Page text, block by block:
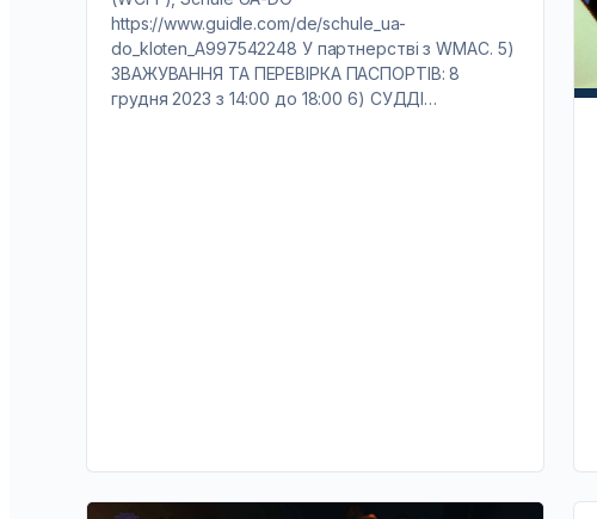
https://www.guidle.com/de/schule_ua-
do_kloten_A997542248 У партнерстві з WMAC. 5)
ЗВАЖУВАННЯ ТА ПЕРЕВІРКА ПАСПОРТІВ: 8
грудня 2023 з 14:00 до 18:00 6) СУДДІ…